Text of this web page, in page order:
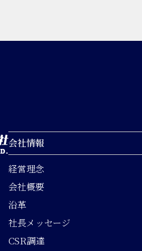
会社情報
経営理念
会社概要
沿革
社長メッセージ
CSR調達